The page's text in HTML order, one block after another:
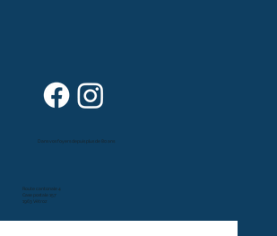
Route cantonale 4
Case postale 157
1963 Vétroz
Dans vos foyers depuis plus de 80 ans